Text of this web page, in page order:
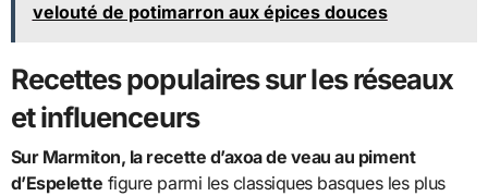
velouté de potimarron aux épices douces
Recettes populaires sur les réseaux
et influenceurs
Sur Marmiton, la recette d’axoa de veau au piment
d’Espelette figure parmi les classiques basques les plus